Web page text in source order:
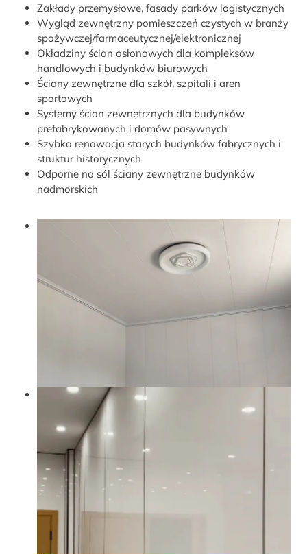
Zakłady przemysłowe, fasady parków logistycznych
Wygląd zewnętrzny pomieszczeń czystych w branży
spożywczej/farmaceutycznej/elektronicznej
Okładziny ścian osłonowych dla kompleksów
handlowych i budynków biurowych
Ściany zewnętrzne dla szkół, szpitali i aren
sportowych
Systemy ścian zewnętrznych dla budynków
prefabrykowanych i domów pasywnych
Szybka renowacja starych budynków fabrycznych i
struktur historycznych
Odporne na sól ściany zewnętrzne budynków
nadmorskich